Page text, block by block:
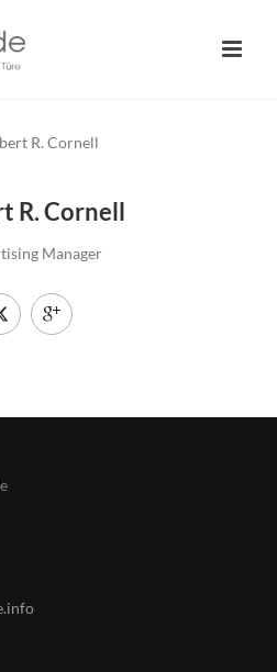
R. Cornell
Manager